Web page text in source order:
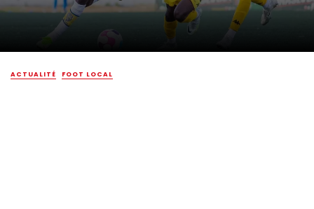
ACTUALITÉ FOOT LOCAL